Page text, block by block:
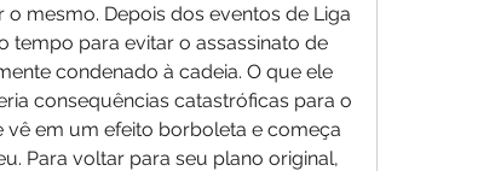
mesmo. Depois dos eventos de Liga
tempo para evitar o assassinato de
condenado à cadeia. O que ele
consequências catastróficas para o
vê em um efeito borboleta e começa
Para voltar para seu plano original,